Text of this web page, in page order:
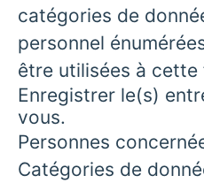
catégories de
personnel
être utilisées à cette
Enregistrer le(s)
vous.
Personnes
Catégories de